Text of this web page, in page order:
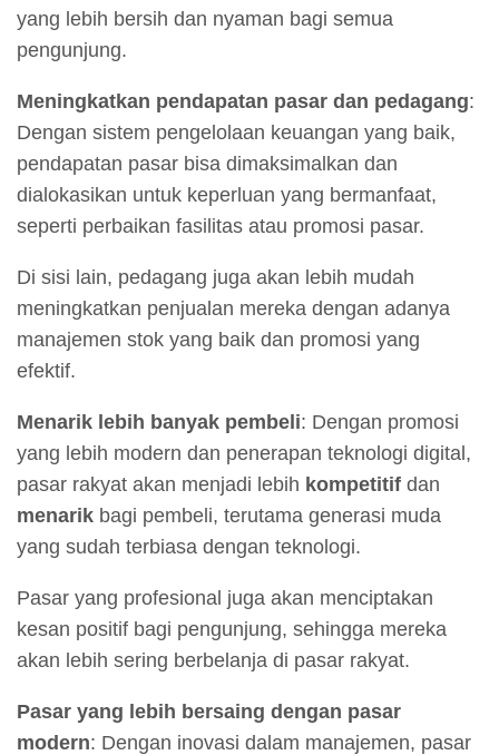
yang lebih bersih dan nyaman bagi semua
pengunjung.
Meningkatkan pendapatan pasar dan pedagang:
Dengan sistem pengelolaan keuangan yang baik,
pendapatan pasar bisa dimaksimalkan dan
dialokasikan untuk keperluan yang bermanfaat,
seperti perbaikan fasilitas atau promosi pasar.
Di sisi lain, pedagang juga akan lebih mudah
meningkatkan penjualan mereka dengan adanya
manajemen stok yang baik dan promosi yang
efektif.
Menarik lebih banyak pembeli: Dengan promosi
yang lebih modern dan penerapan teknologi digital,
pasar rakyat akan menjadi lebih kompetitif dan
menarik bagi pembeli, terutama generasi muda
yang sudah terbiasa dengan teknologi.
Pasar yang profesional juga akan menciptakan
kesan positif bagi pengunjung, sehingga mereka
akan lebih sering berbelanja di pasar rakyat.
Pasar yang lebih bersaing dengan pasar
modern: Dengan inovasi dalam manajemen, pasar